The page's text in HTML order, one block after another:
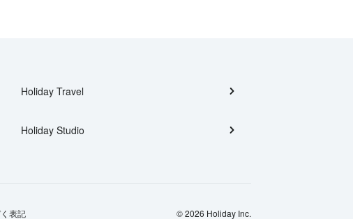
Holiday Travel
Holiday Studio
表記 © 2026 Holiday Inc.